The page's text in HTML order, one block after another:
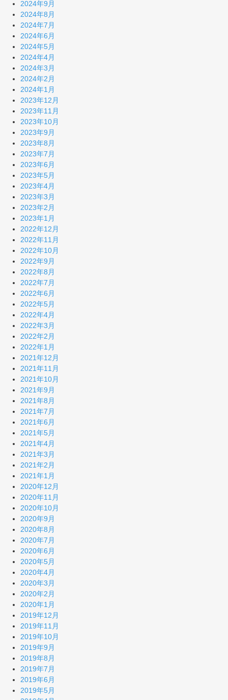
2024年9月
2024年8月
2024年7月
2024年6月
2024年5月
2024年4月
2024年3月
2024年2月
2024年1月
2023年12月
2023年11月
2023年10月
2023年9月
2023年8月
2023年7月
2023年6月
2023年5月
2023年4月
2023年3月
2023年2月
2023年1月
2022年12月
2022年11月
2022年10月
2022年9月
2022年8月
2022年7月
2022年6月
2022年5月
2022年4月
2022年3月
2022年2月
2022年1月
2021年12月
2021年11月
2021年10月
2021年9月
2021年8月
2021年7月
2021年6月
2021年5月
2021年4月
2021年3月
2021年2月
2021年1月
2020年12月
2020年11月
2020年10月
2020年9月
2020年8月
2020年7月
2020年6月
2020年5月
2020年4月
2020年3月
2020年2月
2020年1月
2019年12月
2019年11月
2019年10月
2019年9月
2019年8月
2019年7月
2019年6月
2019年5月